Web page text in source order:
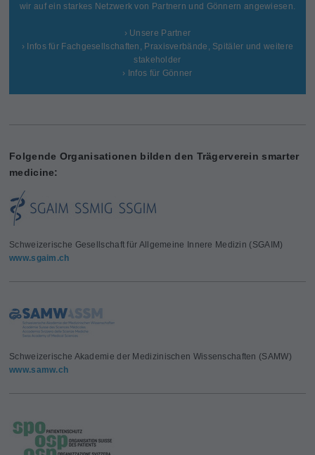
wir auf ein starkes Netzwerk von Partnern und Gönnern angewiesen.
› Unsere Partner
› Infos für Fachgesellschaften, Praxisverbände, Spitäler und weitere
stakeholder
› Infos für Gönner
Folgende Organisationen bilden den Trägerverein smarter
medicine:
Schweizerische Gesellschaft für Allgemeine Innere Medizin (SGAIM)
www.sgaim.ch
Schweizerische Akademie der Medizinischen Wissenschaften (SAMW)
www.samw.ch